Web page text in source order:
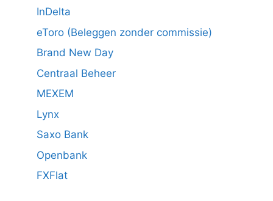
InDelta
eToro (Beleggen zonder commissie)
Brand New Day
Centraal Beheer
MEXEM
Lynx
Saxo Bank
Openbank
FXFlat